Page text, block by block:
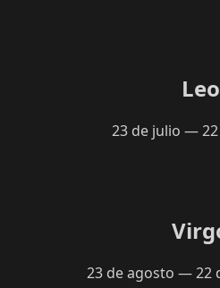
Leo
23 de julio —
23 de agosto — 22